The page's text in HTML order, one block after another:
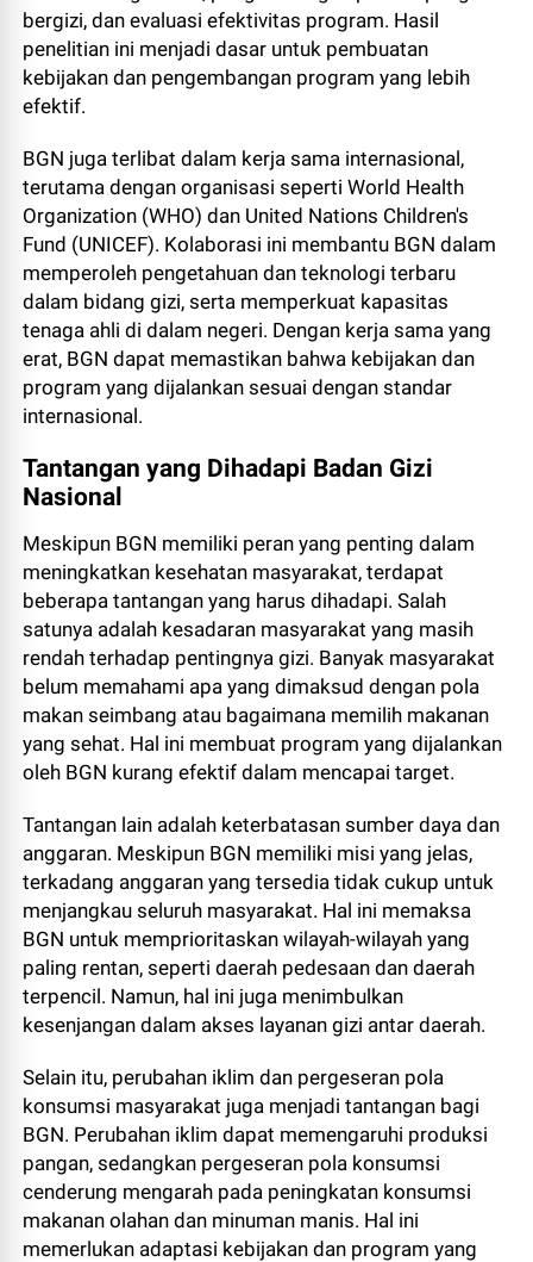
bergizi, dan evaluasi efektivitas program. Hasil
penelitian ini menjadi dasar untuk pembuatan
kebijakan dan pengembangan program yang lebih
efektif.
BGN juga terlibat dalam kerja sama internasional,
terutama dengan organisasi seperti World Health
Organization (WHO) dan United Nations Children's
Fund (UNICEF). Kolaborasi ini membantu BGN dalam
memperoleh pengetahuan dan teknologi terbaru
dalam bidang gizi, serta memperkuat kapasitas
tenaga ahli di dalam negeri. Dengan kerja sama yang
erat, BGN dapat memastikan bahwa kebijakan dan
program yang dijalankan sesuai dengan standar
internasional.
Tantangan yang Dihadapi Badan Gizi
Nasional
Meskipun BGN memiliki peran yang penting dalam
meningkatkan kesehatan masyarakat, terdapat
beberapa tantangan yang harus dihadapi. Salah
satunya adalah kesadaran masyarakat yang masih
rendah terhadap pentingnya gizi. Banyak masyarakat
belum memahami apa yang dimaksud dengan pola
makan seimbang atau bagaimana memilih makanan
yang sehat. Hal ini membuat program yang dijalankan
oleh BGN kurang efektif dalam mencapai target.
Tantangan lain adalah keterbatasan sumber daya dan
anggaran. Meskipun BGN memiliki misi yang jelas,
terkadang anggaran yang tersedia tidak cukup untuk
menjangkau seluruh masyarakat. Hal ini memaksa
BGN untuk memprioritaskan wilayah-wilayah yang
paling rentan, seperti daerah pedesaan dan daerah
terpencil. Namun, hal ini juga menimbulkan
kesenjangan dalam akses layanan gizi antar daerah.
Selain itu, perubahan iklim dan pergeseran pola
konsumsi masyarakat juga menjadi tantangan bagi
BGN. Perubahan iklim dapat memengaruhi produksi
pangan, sedangkan pergeseran pola konsumsi
cenderung mengarah pada peningkatan konsumsi
makanan olahan dan minuman manis. Hal ini
memerlukan adaptasi kebijakan dan program yang